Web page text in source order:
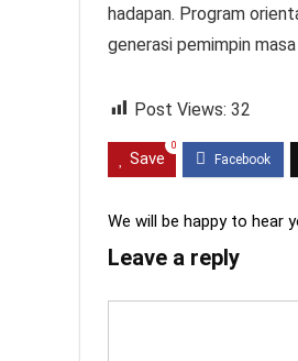
hadapan. Program
generasi pemimpin
Post Views: 32
Save
0
We will be happy to hear
Leave a reply